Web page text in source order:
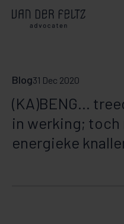
Blog31 Dec 2020
(KA)BENG...
in werking; toch
energieke